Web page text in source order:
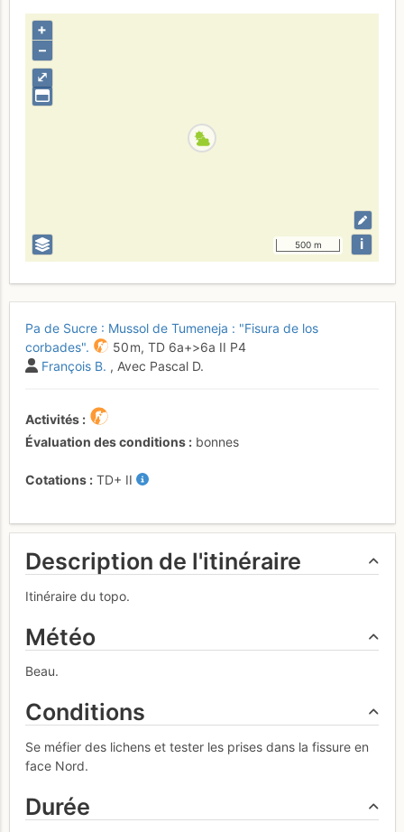
⤢
+
–
500 m i
Pa de Sucre : Mussol de Tumeneja : "Fisura de los
corbades".
50 m, TD 6a+>6a II P4
François B. , Avec Pascal D.
Activités
Évaluation des conditions
bonnes
Cotations TD+ II
Description de l'itinéraire
Itinéraire du topo.
Météo
Beau.
Conditions
Se méfier des lichens et tester les prises dans la fissure en
face Nord.
Durée